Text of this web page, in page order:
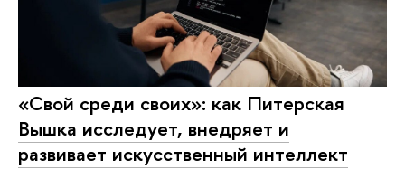
«Свой среди своих»: как Питерская
Вышка исследует, внедряет и
развивает искусственный интеллект